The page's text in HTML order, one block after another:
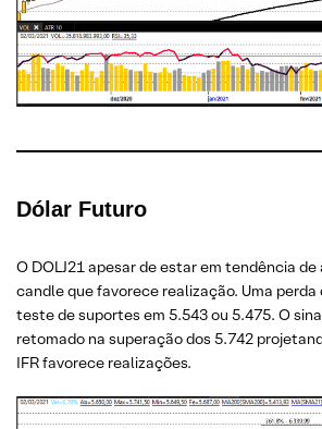
Dólar Futuro
O DOLJ21 apesar de estar em tendência
candle que favorece realização. Uma
teste de suportes em 5.543 ou 5.475. O
retomado na superação dos 5.742
IFR favorece realizações.